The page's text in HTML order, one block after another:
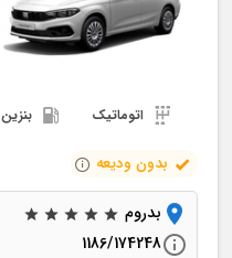
اتوماتیک بنزین
بدون ودیعه
بدروم
1186/174248